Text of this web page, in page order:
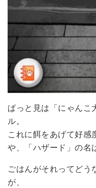
ぱっと見は「にゃんこ
ル。
これに餌をあげて好感
や、「ハザード」の名
ごはんがそれってどう
が、